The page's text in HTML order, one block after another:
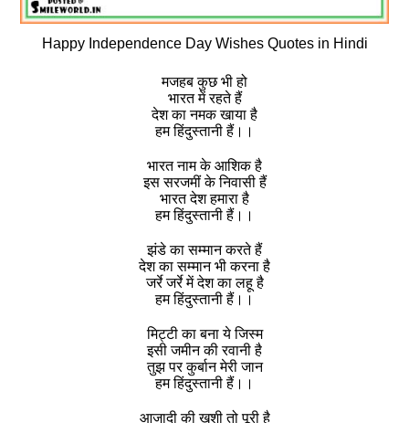
Happy Independence Day Wishes Quotes in Hindi
मजहब कुछ भी हो
भारत में रहते हैं
देश का नमक खाया है
हम हिंदुस्तानी हैं।।
भारत नाम के आशिक है
इस सरजमीं के निवासी हैं
भारत देश हमारा है
हम हिंदुस्तानी हैं।।
झंडे का सम्मान करते हैं
देश का सम्मान भी करना है
जर्रे जर्रे में देश का लहू है
हम हिंदुस्तानी हैं।।
मिट्टी का बना ये जिस्म
इसी जमीन की रवानी है
तुझ पर कुर्बान मेरी जान
हम हिंदुस्तानी हैं।।
आजादी की खुशी तो पूरी है